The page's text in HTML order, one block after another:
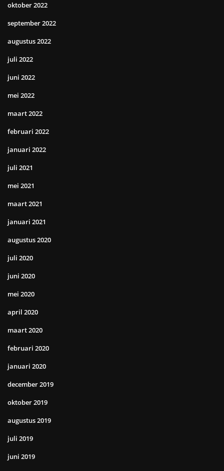
oktober 2022
september 2022
augustus 2022
juli 2022
juni 2022
mei 2022
maart 2022
februari 2022
januari 2022
juli 2021
mei 2021
maart 2021
januari 2021
augustus 2020
juli 2020
juni 2020
mei 2020
april 2020
maart 2020
februari 2020
januari 2020
december 2019
oktober 2019
augustus 2019
juli 2019
juni 2019